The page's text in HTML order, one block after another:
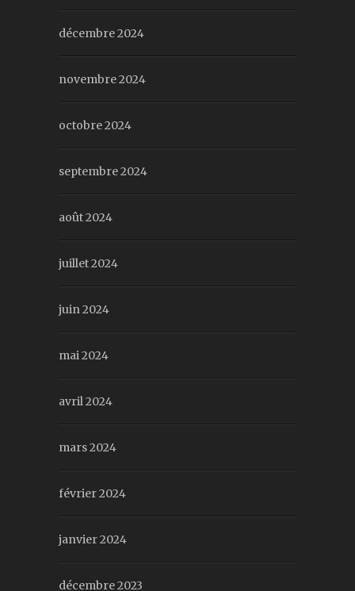
décembre 2024
novembre 2024
octobre 2024
septembre 2024
août 2024
juillet 2024
juin 2024
mai 2024
avril 2024
mars 2024
février 2024
janvier 2024
décembre 2023